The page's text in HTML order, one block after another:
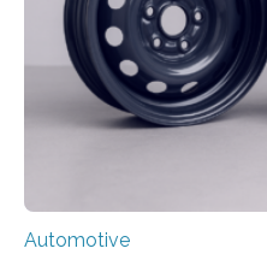
Automotive